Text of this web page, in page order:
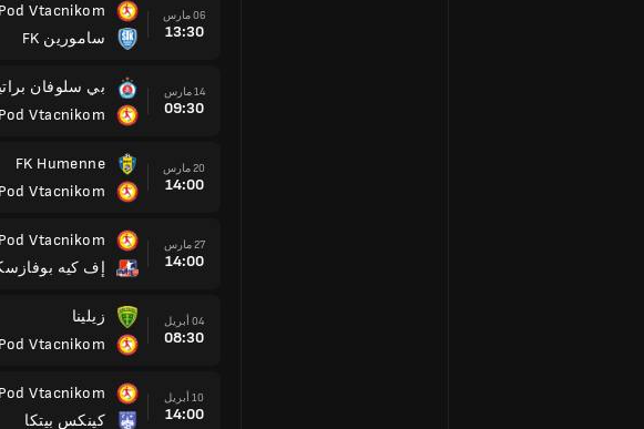
06 مارس
13:30
Vtacnikom
سامورين FK
14 مارس
09:30
بي سلوفان
Vtacnikom
20 مارس
14:00
FK Humenne
Vtacnikom
27 مارس
14:00
Vtacnikom
إف كيه
04 أبريل
08:30
زيلينا
Vtacnikom
10 أبريل
14:00
Vtacnikom
كينكس بيتكا